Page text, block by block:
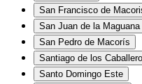
San Francisco de
San Juan de la Maguana
San Pedro de Macorís
Santiago de los
Santo Domingo Este